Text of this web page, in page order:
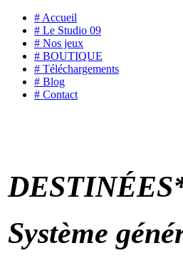
# Accueil
# Le Studio 09
# Nos jeux
# BOUTIQUE
# Téléchargements
# Blog
# Contact
Système